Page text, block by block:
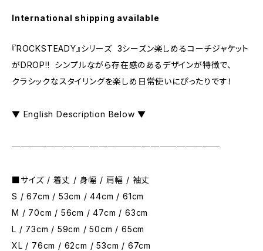
International shipping available
『ROCKSTEADY』シリーズ 3シーズン楽しめるコーチジャケット
がDROP!! シンプルながら存在感のあるデザインが特徴で、
クラシックなスタイリングを楽しめ日常使いにぴったりです！
▼ English Description Below ▼
────────────────────────
■サイズ / 着丈 / 身幅 / 肩幅 / 袖丈
S / 67cm / 53cm / 44cm / 61cm
M / 70cm / 56cm / 47cm / 63cm
L / 73cm / 59cm / 50cm / 65cm
XL / 76cm / 62cm / 53cm / 67cm